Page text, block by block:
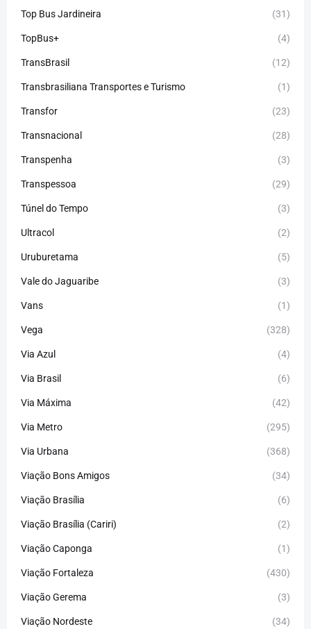
Top Bus Jardineira (31)
TopBus+ (4)
TransBrasil (12)
Transbrasiliana Transportes e Turismo (1)
Transfor (23)
Transnacional (28)
Transpenha (3)
Transpessoa (29)
Túnel do Tempo (3)
Ultracol (2)
Uruburetama (5)
Vale do Jaguaribe (3)
Vans (1)
Vega (328)
Via Azul (4)
Via Brasil (6)
Via Máxima (42)
Via Metro (295)
Via Urbana (368)
Viação Bons Amigos (34)
Viação Brasília (6)
Viação Brasília (Cariri) (2)
Viação Caponga (1)
Viação Fortaleza (430)
Viação Gerema (3)
Viação Nordeste (34)